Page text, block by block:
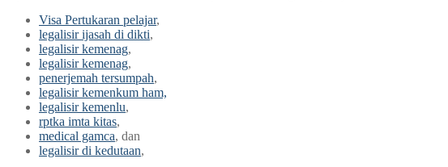
Visa Pertukaran pelajar,
legalisir ijasah di dikti,
legalisir kemenag,
legalisir kemenag,
penerjemah tersumpah,
legalisir kemenkum ham,
legalisir kemenlu,
rptka imta kitas,
medical gamca, dan
legalisir di kedutaan,